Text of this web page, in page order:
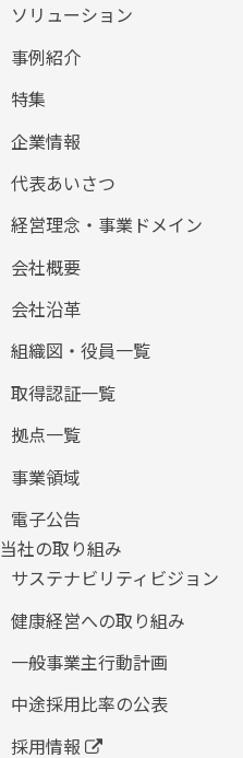
ソリューション
事例紹介
特集
企業情報
代表あいさつ
経営理念・事業ドメイン
会社概要
会社沿革
組織図・役員一覧
取得認証一覧
拠点一覧
事業領域
電子公告
当社の取り組み
サステナビリティビジョン
健康経営への取り組み
​一般事業主行動計画
中途採用比率の公表
採用情報